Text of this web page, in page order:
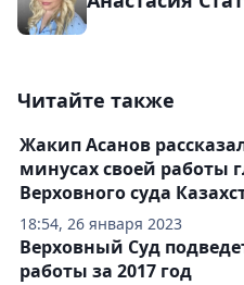
Читайте также
18:54, 26 января 2023
Жакип Асанов
минусах своей работы
Верховного суда
Верховный Суд
работы за 2017 год